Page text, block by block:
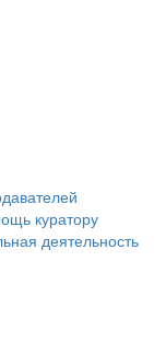
куратору
деятельность